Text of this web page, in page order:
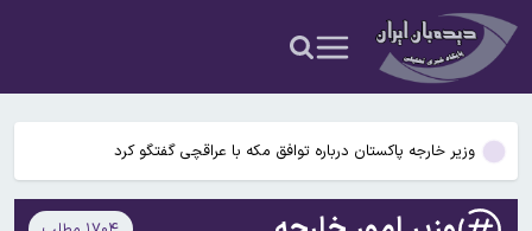
ثبت‌نام مسکن استیجاری تهران از شهریورماه آغاز می‌شود
برآورد خسارت‌های جنگ انجام و به دولت اعلام شده است
وزیر خارجه پاکستان درباره توافق مکه با عراقچی گفتگو کرد
اسامی محرومان هفته اول لیگ برتر اعلام شد